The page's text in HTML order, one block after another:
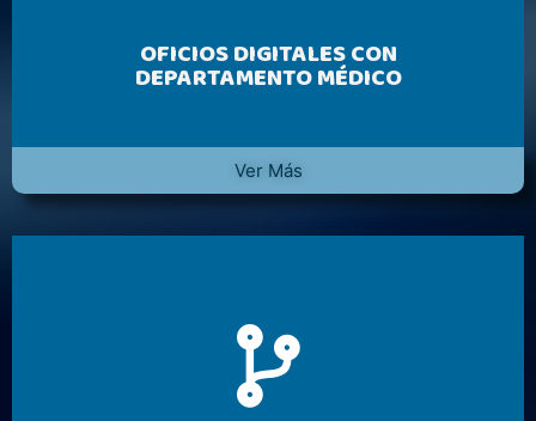
OFICIOS DIGITALES CON
DEPARTAMENTO MÉDICO
Ver Más